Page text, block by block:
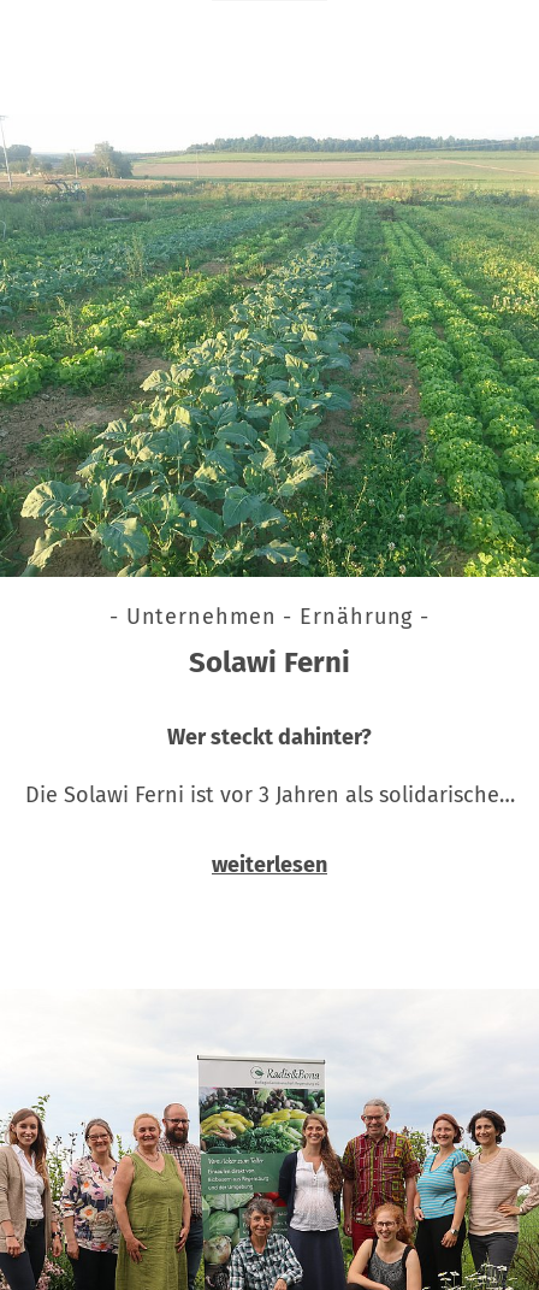
- Unternehmen - Ernährung -
Solawi Ferni
Wer steckt dahinter?
Die Solawi Ferni ist vor 3 Jahren als solidarische…
weiterlesen